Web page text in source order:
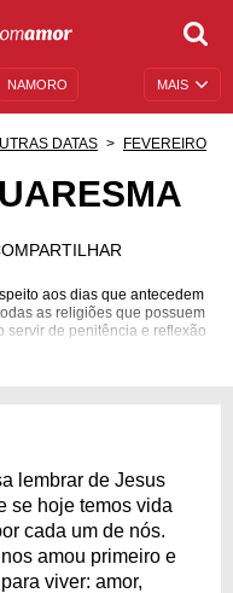
MAIS
NAMORO
DATAS FEVEREIRO
aos dias que antecedem
as religiões que possuem
servir de penitência e reflexão
que todos os adeptos
desse ciclo. Confira e as
lembrar de Jesus
se hoje temos vida
cada um de nós.
amou primeiro e
viver: amor,